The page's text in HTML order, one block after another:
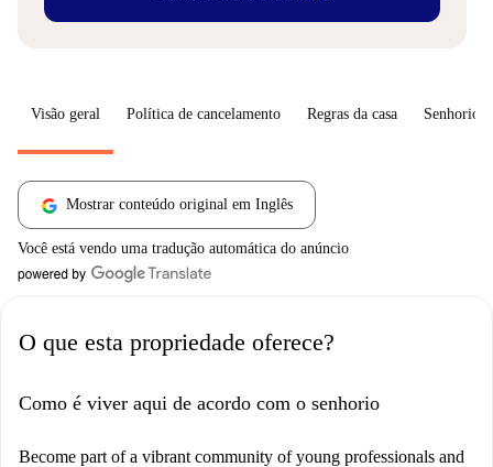
Visão geral Política de cancelamento Regras da casa Senhorio
Mostrar conteúdo original em Inglês
Você está vendo uma tradução automática do anúncio
O que esta propriedade oferece?
Como é viver aqui de acordo com o senhorio
Become part of a vibrant community of young professionals and